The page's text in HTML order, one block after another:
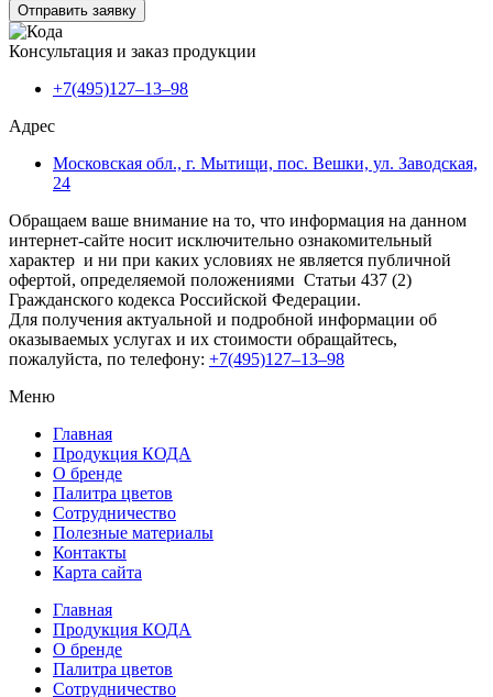
Отправить заявку
Консультация и заказ продукции
+7(495)127–13–98
Адрес
Московская обл., г. Мытищи, пос. Вешки, ул. Заводская,
24
Обращаем ваше внимание на то, что информация на данном
интернет-сайте носит исключительно ознакомительный
характер и ни при каких условиях не является публичной
офертой, определяемой положениями Статьи 437 (2)
Гражданского кодекса Российской Федерации.
Для получения актуальной и подробной информации об
оказываемых услугах и их стоимости обращайтесь,
пожалуйста, по телефону: +7(495)127–13–98
Меню
Главная
Продукция КОДА
О бренде
Палитра цветов
Сотрудничество
Полезные материалы
Контакты
Карта сайта
Главная
Продукция КОДА
О бренде
Палитра цветов
Сотрудничество